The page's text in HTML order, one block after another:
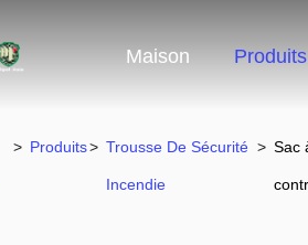
Maison Produits
> Produits> Trousse De Sécurité
Incendie
> Sac